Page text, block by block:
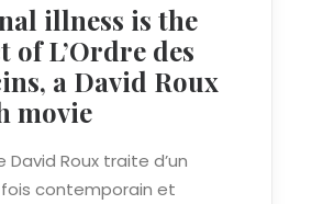
illness is the
of L’Ordre des
a David Roux
movie
David Roux traite d’un
contemporain et